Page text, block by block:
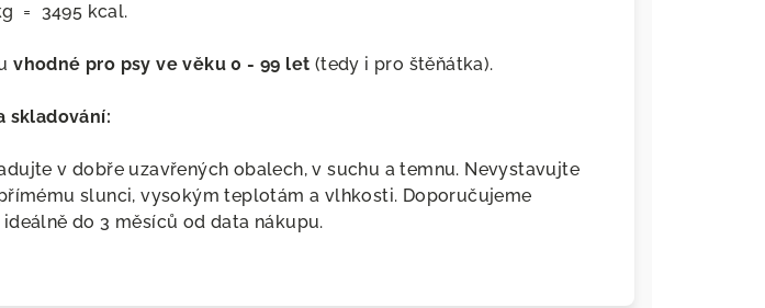
= 3495 kcal.
vhodné pro psy ve věku 0 - 99 let (tedy i pro štěňátka).
skladování:
v dobře uzavřených obalech, v suchu a temnu. Nevystavujte
slunci, vysokým teplotám a vlhkosti. Doporučujeme
do 3 měsíců od data nákupu.